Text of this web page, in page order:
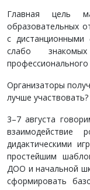
Главная цель
образовательных
с
слабо
профессионального
Организаторы
лучше участвовать?
3–7 августа
взаимодействие
дидактическими
простейшим
ДОО и начальной
сформировать